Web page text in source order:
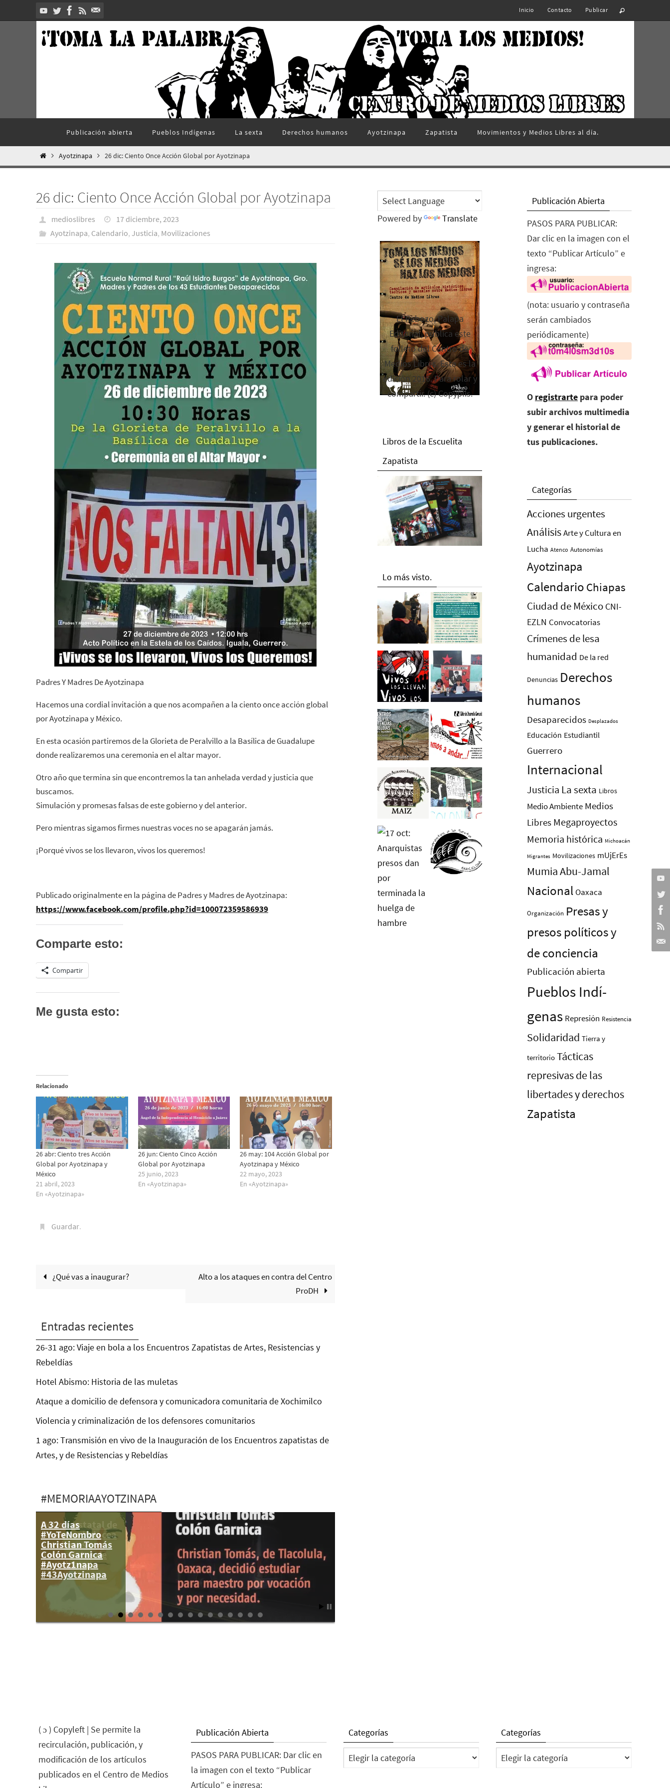
al
Inicio Contacto Publicar
contenido
Publicación abierta Pueblos Indí­genas La sexta Derechos humanos Ayotzinapa Zapatista Movimientos y Medios Libres al día.
InicioAyotzinapa 26 dic: Ciento Once Acción Global por Ayotzinapa
26 dic: Ciento Once Acción Global por Ayotzinapa
medioslibres
17 diciembre, 2023
Ayotzinapa, Calendario, Justicia, Movilizaciones
Padres Y Madres De Ayotzinapa
Hacemos una cordial invitación a que nos acompañen a la ciento once acción global
por Ayotzinapa y México.
En esta ocasión partiremos de la Glorieta de Peralvillo a la Basílica de Guadalupe
donde realizaremos una ceremonia en el altar mayor.
Otro año que termina sin que encontremos la tan anhelada verdad y justicia que
buscamos.
Simulación y promesas falsas de este gobierno y del anterior.
Pero mientras sigamos firmes nuestras voces no se apagarán jamás.
¡Porqué vivos se los llevaron, vivos los queremos!
Publicado originalmente en la página de Padres y Madres de Ayotzinapa:
https://www.facebook.com/profile.php?id=100072359586939
Comparte esto:
Compartir
Me gusta esto:
Relacionado
26 abr: Ciento tres Acción
Global por Ayotzinapa y
México
21 abril, 2023
En «Ayotzinapa»
26 jun: Ciento Cinco Acción
Global por Ayotzinapa
25 junio, 2023
En «Ayotzinapa»
26 may: 104 Acción Global por
Ayotzinapa y México
22 mayo, 2023
En «Ayotzinapa»
Guardar.
¿Qué vas a inaugurar?
Alto a los ataques en contra del Centro
ProDH
Entradas recientes
26-31 ago: Viaje en bola a los Encuentros Zapatistas de Artes, Resistencias y
Rebeldías
Hotel Abismo: Historia de las muletas
Ataque a domicilio de defensora y comunicadora comunitaria de Xochimilco
Violencia y criminalización de los defensores comunitarios
1 ago: Transmisión en vivo de la Inauguración de los Encuentros zapatistas de
Artes, y de Resistencias y Rebeldías
#MEMORIAAYOTZINAPA
A 32 días
#YoTeNombro
Christian Tomás
Colón Garnica
#Ayotz1napa
#43Ayotzinapa
Policía estatal de
Guerrero balacea
autobuses con
normalistas de
Ayotzinapa
Powered by Translate
El Rebozo, Palapa
Editorial, publica este
folleto del Centro de
Medios Libres. Esta es la
edición 2016. Para rolar y
compartir. (c) Copyplis.
Libros de la Escuelita
Zapatista
Lo más visto.
Publicación Abierta
PASOS PARA PUBLICAR:
Dar clic en la imagen con el
texto “Publicar Artículo” e
ingresa:
(nota: usuario y contraseña
serán cambiados
periódicamente)
O registrarte para poder
subir archivos multimedia
y generar el historial de
tus publicaciones.
Categorías
Acciones urgentes
AnálisisArte y Cultura en
Lucha Atenco Autonomías
Ayotzinapa
Calendario Chiapas
Ciudad de México CNI-
EZLN Convocatorias
Crímenes de lesa
humanidad De la red
Denuncias Derechos
humanos
Desaparecidos Desplazados
Educación Estudiantil
Guerrero
Internacional
Justicia La sexta Libros
Medio Ambiente Medios
Libres Megaproyectos
Memoria histórica Michoacán
Migrantes Movilizaciones mUjErEs
Mumia Abu-Jamal
Nacional Oaxaca
Organización Presas y
presos polí­ticos y
de conciencia
Publicación abierta
Pueblos Indí­
genas Represión Resistencia
Solidaridad Tierra y
territorio Tácticas
represivas de las
libertades y derechos
Zapatista
( ɔ ) Copyleft | Se permite la
recirculación, publicación, y
modificación de los artículos
publicados en el Centro de Medios
Publicación Abierta
PASOS PARA PUBLICAR: Dar clic en
la imagen con el texto “Publicar
Artículo” e ingresa:
Categorías
Categorías
Categorías
Categorías